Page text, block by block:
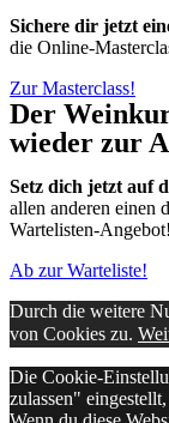
Sichere dir jetzt
die Online-
Zur Masterclass!
Der
wieder zur
Setz dich jetzt auf
allen anderen einen
Wartelisten-Angebot!
Ab zur Warteliste!
Durch die weitere
von Cookies zu.
Die Cookie-
zulassen"